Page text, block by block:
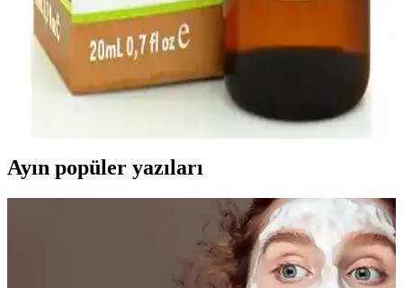
Arifoğlu Vanilya Yağı 20 ml Doğal Cilt ve Saç
Bakımı İçin Güvenilir Bir Seçenek
Arifoğlu Vanilya Yağı, doğal içerikleriyle cilt ve saç sağlığını
destekler, hoş vanilya kokusu ve aromaterapi özellikleriyle öne çıkar,
uzun süre kalıcılık sağlar ve doğal bakım arayanlar için ideal bir
Ayın popüler yazıları